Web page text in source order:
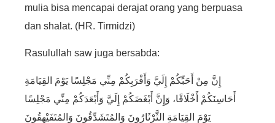
mulia bisa mencapai derajat orang yang berpuasa
dan shalat. (HR. Tirmidzi)
Rasulullah saw juga bersabda:
إِنَّ مِنْ أَحَبِّكُمْ إِلَيَّ وَأَقْرَبِكُمْ مِنِّي مَجْلِسًا يَوْمَ القِيَامَةِ
أَحَاسِنَكُمْ أَخْلَاقًا، وَإِنَّ أَبْغَضَكُمْ إِلَيَّ وَأَبْعَدَكُمْ مِنِّي مَجْلِسًا
يَوْمَ القِيَامَةِ الثَّرْثَارُونَ وَالمُتَشَدِّقُونَ وَالمُتَفَيْهِقُونَ